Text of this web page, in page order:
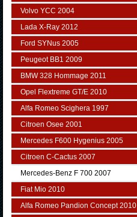
Volvo YCC 2004
Lada X-Ray 2012
Ford SYNus 2005
Peugeot BB1 2009
BMW 328 Hommage 2011
Opel Flextreme GT/E 2010
Alfa Romeo Scighera 1997
Citroen Osee 2001
Mercedes F600 Hygenius 2005
Citroen C-Cactus 2007
Mercedes-Benz F 700 2007
Fiat Mio 2010
Alfa Romeo Pandion Concept 2010